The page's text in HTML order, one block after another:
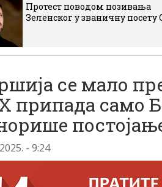
Протест поводом позивања
Зеленског у званичну посету
се мало
припада само
- 9:24